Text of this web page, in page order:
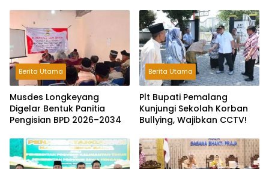
Berita Utama
Musdes Longkeyang
Digelar Bentuk Panitia
Pengisian BPD 2026–2034
Berita Utama
Plt Bupati Pemalang
Kunjungi Sekolah Korban
Bullying, Wajibkan CCTV!